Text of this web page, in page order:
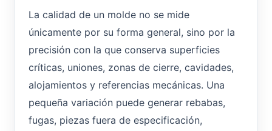
La calidad de un molde no se mide
únicamente por su forma general, sino por la
precisión con la que conserva superficies
críticas, uniones, zonas de cierre, cavidades,
alojamientos y referencias mecánicas. Una
pequeña variación puede generar rebabas,
fugas, piezas fuera de especificación,